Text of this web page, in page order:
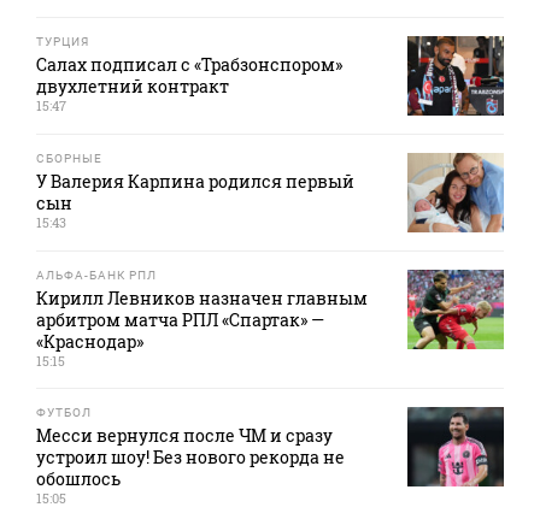
ТУРЦИЯ
Салах подписал с «Трабзонспором»
двухлетний контракт
15:47
СБОРНЫЕ
У Валерия Карпина родился первый
сын
15:43
АЛЬФА-БАНК РПЛ
Кирилл Левников назначен главным
арбитром матча РПЛ «Спартак» —
«Краснодар»
15:15
ФУТБОЛ
Месси вернулся после ЧМ и сразу
устроил шоу! Без нового рекорда не
обошлось
15:05